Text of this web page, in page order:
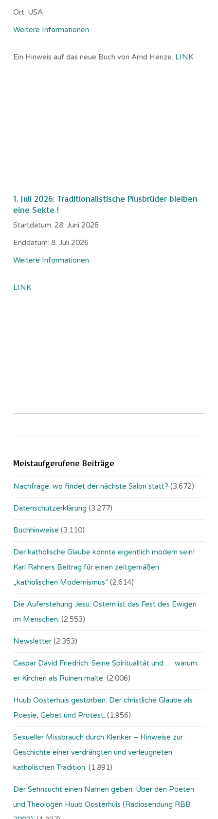
Ort: USA
Weitere Informationen
Ein Hinweis auf das neue Buch von Arnd Henze. LINK
1. Juli 2026: Traditionalistische Piusbrüder bleiben
eine Sekte !
Startdatum: 28. Juni 2026
Enddatum: 8. Juli 2026
Weitere Informationen
LINK
Meistaufgerufene Beiträge
Nachfrage: wo findet der nächste Salon statt? (3.672)
Datenschutzerklärung (3.277)
Buchhinweise (3.110)
Der katholische Glaube könnte eigentlich modern sein!
Karl Rahners Beitrag für einen zeitgemäßen
„katholischen Modernismus“ (2.614)
Die Auferstehung Jesu: Ostern ist das Fest des Ewigen
im Menschen. (2.553)
Newsletter (2.353)
Caspar David Friedrich: Seine Spiritualität und … warum
er Kirchen als Ruinen malte. (2.006)
Huub Oosterhuis gestorben: Der christliche Glaube als
Poesie, Gebet und Protest. (1.956)
Sexueller Missbrauch durch Kleriker – Hinweise zur
Geschichte einer verdrängten und verleugneten
katholischen Tradition. (1.891)
Der Sehnsucht einen Namen geben. Über den Poeten
und Theologen Huub Oosterhuis (Ra­dio­sen­dung RBB